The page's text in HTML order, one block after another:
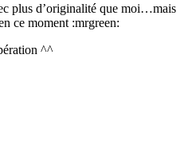
plus d’originalité que moi…mais
ce moment :mrgreen:
^^